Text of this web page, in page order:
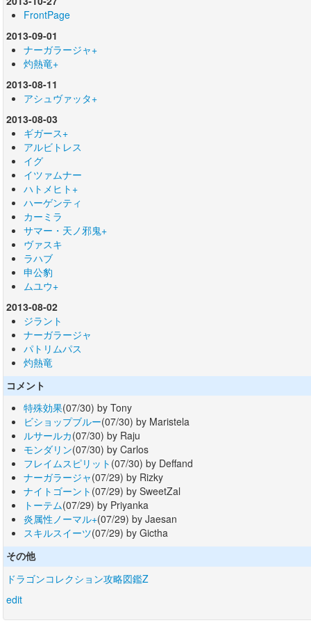
FrontPage
2013-09-01
ナーガラージャ+
灼熱竜+
2013-08-11
アシュヴァッタ+
2013-08-03
ギガース+
アルビトレス
イグ
イツァムナー
ハトメヒト+
ハーゲンティ
カーミラ
サマー・天ノ邪鬼+
ヴァスキ
ラハブ
申公豹
ムユウ+
2013-08-02
ジラント
ナーガラージャ
パトリムパス
灼熱竜
コメント
特殊効果(07/30) by Tony
ビショップブルー(07/30) by Maristela
ルサールカ(07/30) by Raju
モンダリン(07/30) by Carlos
フレイムスピリット (07/30) by Deffand
ナーガラージャ(07/29) by Rizky
ナイトゴーント (07/29) by SweetZal
トーテム(07/29) by Priyanka
炎属性ノーマル+(07/29) by Jaesan
スキルスイーツ(07/29) by Gictha
その他
ドラゴンコレクション攻略図鑑Z
edit